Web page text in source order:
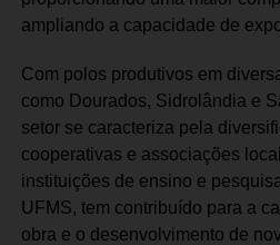
ampliando a capacidade de
Com polos produtivos em
como Dourados, Sidrolândia e
setor se caracteriza pela
cooperativas e associações
instituições de ensino e
UFMS, tem contribuído para a
obra e o desenvolvimento de